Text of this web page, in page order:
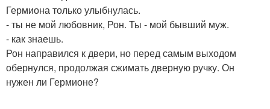
Гермиона только улыбнулась.
- ты не мой любовник, Рон. Ты - мой бывший муж.
- как знаешь.
Рон направился к двери, но перед самым выходом
обернулся, продолжая сжимать дверную ручку. Он
нужен ли Гермионе?